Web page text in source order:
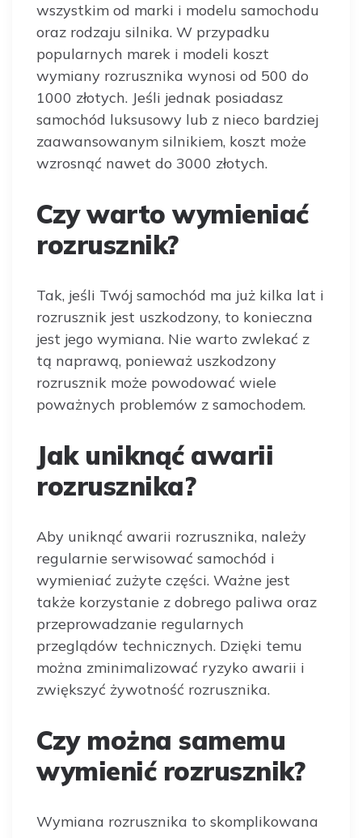
wszystkim od marki i modelu samochodu
oraz rodzaju silnika. W przypadku
popularnych marek i modeli koszt
wymiany rozrusznika wynosi od 500 do
1000 złotych. Jeśli jednak posiadasz
samochód luksusowy lub z nieco bardziej
zaawansowanym silnikiem, koszt może
wzrosnąć nawet do 3000 złotych.
Czy warto wymieniać
rozrusznik?
Tak, jeśli Twój samochód ma już kilka lat i
rozrusznik jest uszkodzony, to konieczna
jest jego wymiana. Nie warto zwlekać z
tą naprawą, ponieważ uszkodzony
rozrusznik może powodować wiele
poważnych problemów z samochodem.
Jak uniknąć awarii
rozrusznika?
Aby uniknąć awarii rozrusznika, należy
regularnie serwisować samochód i
wymieniać zużyte części. Ważne jest
także korzystanie z dobrego paliwa oraz
przeprowadzanie regularnych
przeglądów technicznych. Dzięki temu
można zminimalizować ryzyko awarii i
zwiększyć żywotność rozrusznika.
Czy można samemu
wymienić rozrusznik?
Wymiana rozrusznika to skomplikowana